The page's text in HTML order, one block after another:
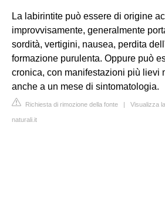
La labirintite può essere di origine
improvvisamente, generalmente
sordità, vertigini, nausea, perdita
formazione purulenta. Oppure può
cronica, con manifestazioni più lievi
anche a un mese di sintomatologia.
Richiesta di rimozione della fonte | Visualizza
naturali.it